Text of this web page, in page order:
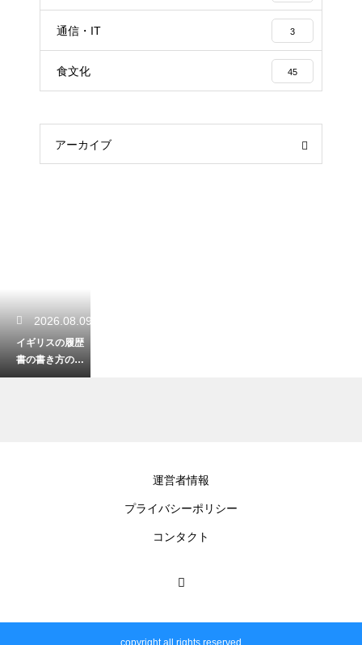
通信・IT 3
食文化 45
アーカイブ
2026.08.09
イギリスの履歴
書の書き方の特
徴とは？採用担
運営者情報
プライバシーポリシー
コンタクト
copyright all rights reserved